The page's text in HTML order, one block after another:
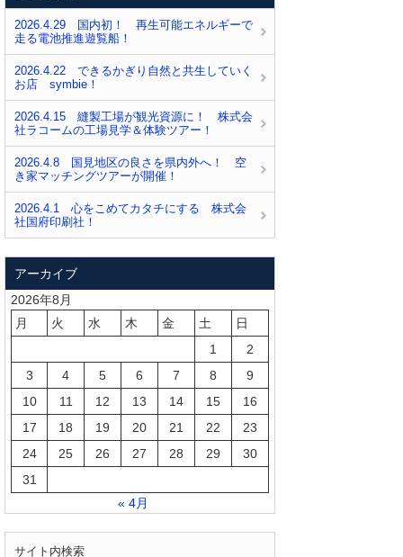
2026.4.29 国内初！ 再生可能エネルギーで
走る電池推進遊覧船！
2026.4.22 できるかぎり自然と共生していく
お店 symbie！
2026.4.15 縫製工場が観光資源に！ 株式会
社ラコームの工場見学＆体験ツアー！
2026.4.8 国見地区の良さを県内外へ！ 空
き家マッチングツアーが開催！
2026.4.1 心をこめてカタチにする 株式会
社国府印刷社！
アーカイブ
2026年8月
月
火 水 木 金 土
日
1
2
3
4 5 6 7 8
9
10
11 12 13 14 15
16
17
18 19 20 21 22
23
24
25 26 27 28 29
30
31
« 4月
サイト内検索